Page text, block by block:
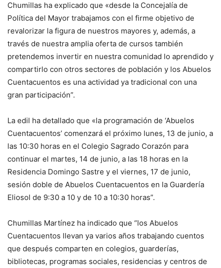
Chumillas ha explicado que «desde la Concejalía de
Política del Mayor trabajamos con el firme objetivo de
revalorizar la figura de nuestros mayores y, además, a
través de nuestra amplia oferta de cursos también
pretendemos invertir en nuestra comunidad lo aprendido y
compartirlo con otros sectores de población y los Abuelos
Cuentacuentos es una actividad ya tradicional con una
gran participación”.
La edil ha detallado que «la programación de ‘Abuelos
Cuentacuentos’ comenzará el próximo lunes, 13 de junio, a
las 10:30 horas en el Colegio Sagrado Corazón para
continuar el martes, 14 de junio, a las 18 horas en la
Residencia Domingo Sastre y el viernes, 17 de junio,
sesión doble de Abuelos Cuentacuentos en la Guardería
Eliosol de 9:30 a 10 y de 10 a 10:30 horas”.
Chumillas Martínez ha indicado que “los Abuelos
Cuentacuentos llevan ya varios años trabajando cuentos
que después comparten en colegios, guarderías,
bibliotecas, programas sociales, residencias y centros de